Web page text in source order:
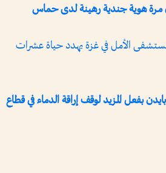
مرة هوية جندية رهينة لدى حماس
الأمل في غزة يهدد حياة عشرات
بفعل المزيد لوقف إراقة الدماء في قطاع